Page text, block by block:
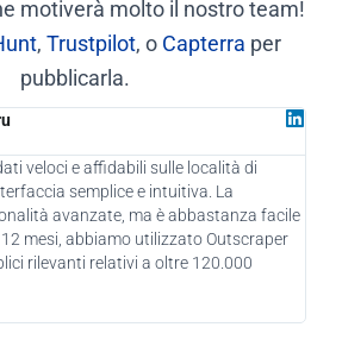
motiverà molto il nostro team!
, Trustpilot, o Capterra per
pubblicarla.
veloci e affidabili sulle località di
semplice e intuitiva. La
avanzate, ma è abbastanza facile
mesi, abbiamo utilizzato Outscraper
rilevanti relativi a oltre 120.000